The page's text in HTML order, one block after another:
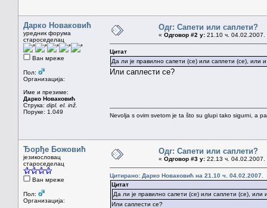
Дарко Новаковић
уредник форума
староседелац
Ван мреже
Пол:
Организација:
Име и презиме:
Дарко Новаковић
Струка: dipl. el. inž.
Поруке: 1.049
Одг: Сапети или саплети?
« Одговор #2 у: 21.10 ч. 04.02.2007.
Цитат
Да ли је правилно сапети (се) или саплети (се), или
Или саплести се?
Nevolja s ovim svetom je ta što su glupi tako sigurni, a
Ђорђе Божовић
језикословац
староседелац
Ван мреже
Пол:
Организација:
Одг: Сапети или саплети?
« Одговор #3 у: 22.13 ч. 04.02.2007.
Цитирано: Дарко Новаковић на 21.10 ч. 04.02.2007.
Цитат
Да ли је правилно сапети (се) или саплети (се), или
Или саплести се?